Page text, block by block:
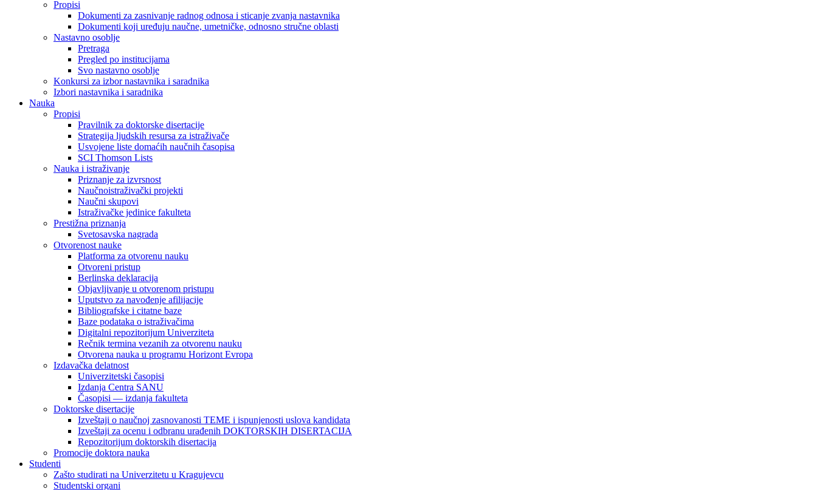
Propisi
Dokumenti za zasnivanje radnog odnosa i sticanje zvanja nastavnika
Dokumenti koji uređuju naučne, umetničke, odnosno stručne oblasti
Nastavno osoblje
Pretraga
Pregled po institucijama
Svo nastavno osoblje
Konkursi za izbor nastavnika i saradnika
Izbori nastavnika i saradnika
Nauka
Propisi
Pravilnik za doktorske disertacije
Strategija ljudskih resursa za istraživače
Usvojene liste domaćih naučnih časopisa
SCI Thomson Lists
Nauka i istraživanje
Priznanje za izvrsnost
Naučnoistraživački projekti
Naučni skupovi
Istraživačke jedinice fakulteta
Prestižna priznanja
Svetosavska nagrada
Otvorenost nauke
Platforma za otvorenu nauku
Otvoreni pristup
Berlinska deklaracija
Objavljivanje u otvorenom pristupu
Uputstvo za navođenje afilijacije
Bibliografske i citatne baze
Baze podataka o istraživačima
Digitalni repozitorijum Univerziteta
Rečnik termina vezanih za otvorenu nauku
Otvorena nauka u programu Horizont Evropa
Izdavačka delatnost
Univerzitetski časopisi
Izdanja Centra SANU
Časopisi — izdanja fakulteta
Doktorske disertacije
Izveštaji o naučnoj zasnovanosti TEME i ispunjenosti uslova kandidata
Izveštaji za ocenu i odbranu urađenih DOKTORSKIH DISERTACIJA
Repozitorijum doktorskih disertacija
Promocije doktora nauka
Studenti
Zašto studirati na Univerzitetu u Kragujevcu
Studentski organi